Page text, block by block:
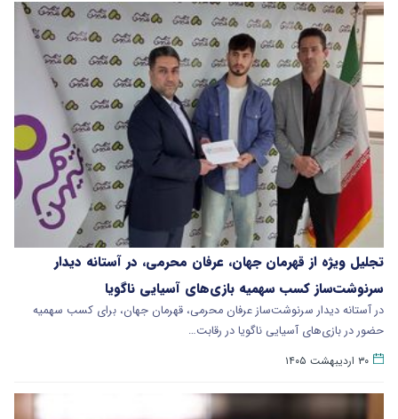
تجلیل ویژه از قهرمان جهان، عرفان محرمی، در آستانه دیدار
سرنوشت‌ساز کسب سهمیه بازی‌های آسیایی ناگویا
در آستانه دیدار سرنوشت‌ساز عرفان محرمی، قهرمان جهان، برای کسب سهمیه
حضور در بازی‌های آسیایی ناگویا در رقابت…
۳۰ اردیبهشت ۱۴۰۵